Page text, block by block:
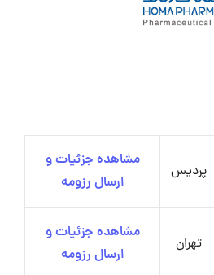
پردیس
مشاهده جزئیات و
ارسال رزومه
تهران
مشاهده جزئیات و
ارسال رزومه